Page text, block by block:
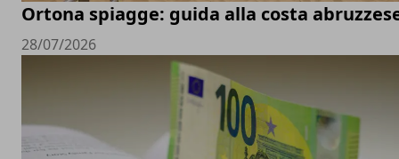
Ortona spiagge: guida alla costa
28/07/2026